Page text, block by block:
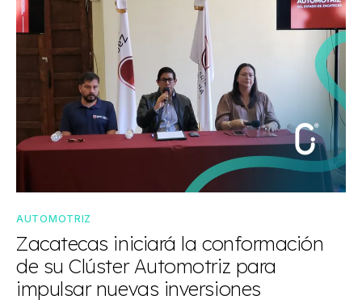
AUTOMOTRIZ
Zacatecas iniciará la conformación
de su Clúster Automotriz para
impulsar nuevas inversiones